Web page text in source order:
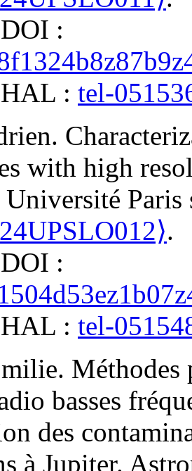
:
: tel-
.
with high
Paris
.
:
: tel-
. Méthodes
basses
des
à Jupiter.